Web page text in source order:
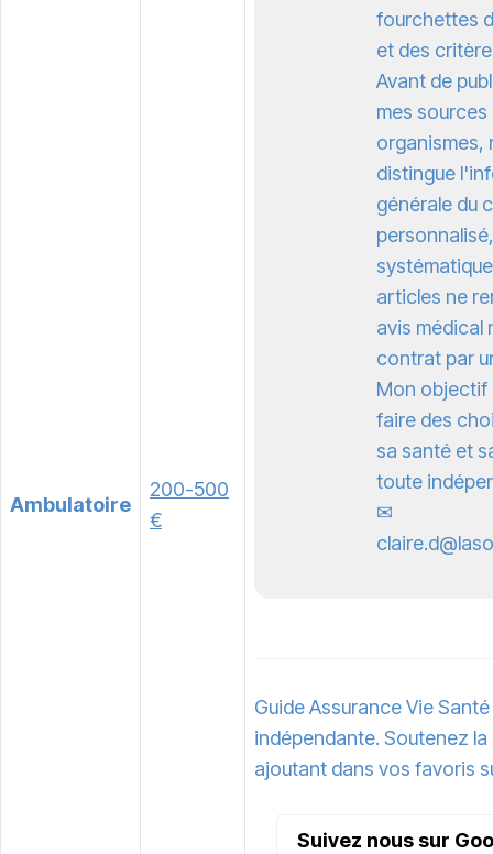
Ambulatoire
200-500
€
fourchettes
et des
Avant de
mes
organismes,
distingue
générale du
articles ne
avis médical
contrat par
Mon objectif
faire des
sa santé et
toute
✉
Guide Assurance Vie
indépendante. Soutenez
ajoutant dans vos favoris
Suivez nous sur